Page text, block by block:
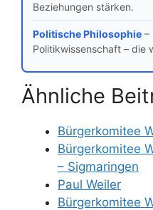
Beziehungen stärken.
Politische Philosophie–
Politikwissenschaft – die
Ähnliche
Bürgerkomitee
Bürgerkomitee
– Sigmaringen
Paul Weiler
Bürgerkomitee